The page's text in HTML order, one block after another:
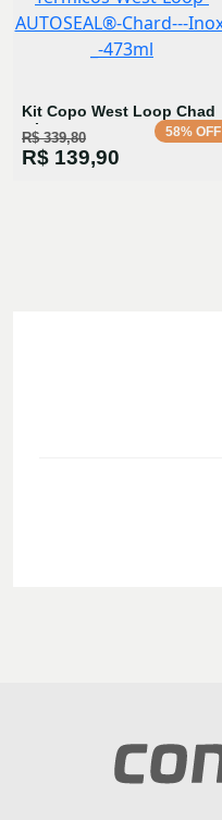
Kit Copo West Loop Chad
e Inox
R$ 339,80
R$ 139,90
58% OFF